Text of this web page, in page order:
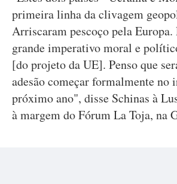
primeira linha da clivagem
Arriscaram pescoço pela
grande imperativo moral e
[do projeto da UE]. Penso que
adesão começar formalmente no
próximo ano", disse Schinas à
à margem do Fórum La Toja, na